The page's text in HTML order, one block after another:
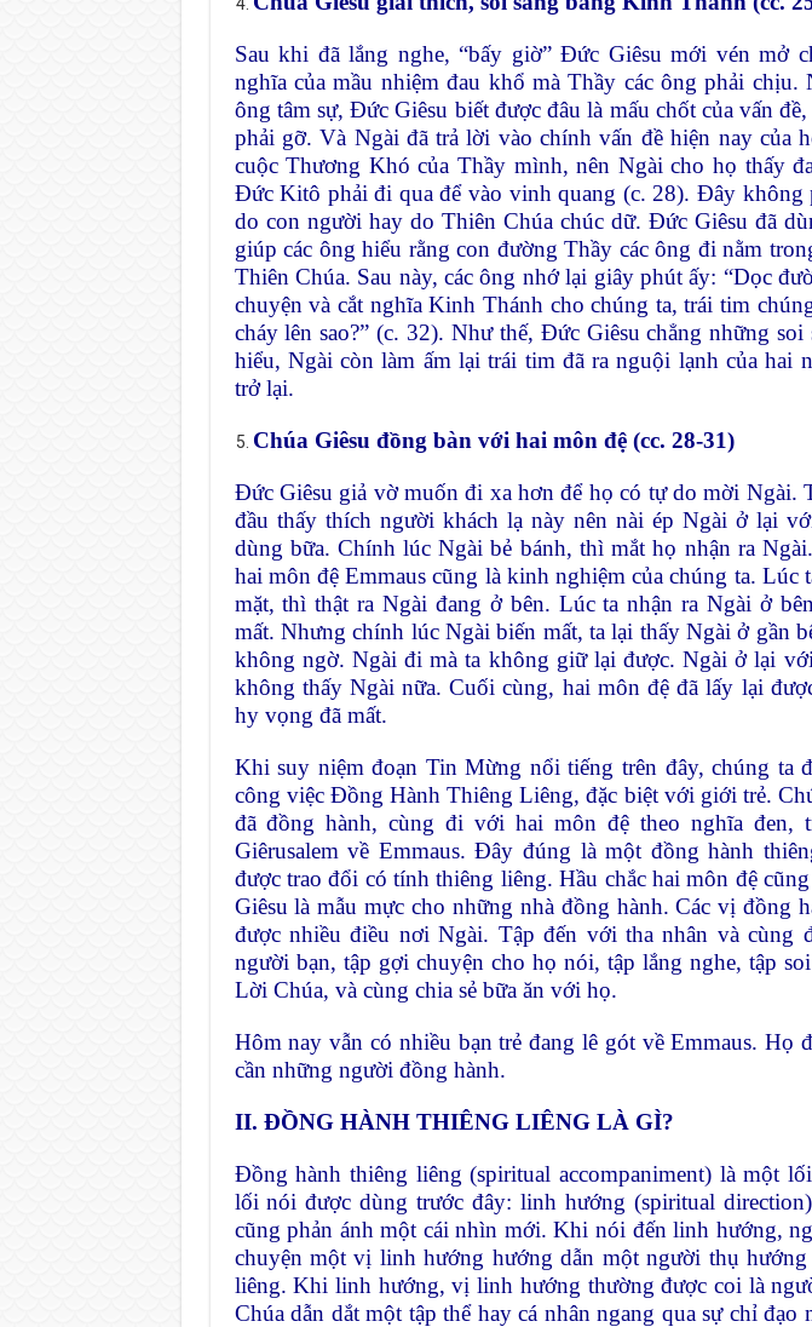
Sau khi đã lắng nghe, “bấy giờ” Đức Giêsu mới vén mở
nghĩa của mầu nhiệm đau khổ mà Thầy các ông phải chịu.
ông tâm sự, Đức Giêsu biết được đâu là mấu chốt của vấn
phải gỡ. Và Ngài đã trả lời vào chính vấn đề hiện nay của
cuộc Thương Khó của Thầy mình, nên Ngài cho họ thấy
Đức Kitô phải đi qua để vào vinh quang (c. 28). Đây không
do con người hay do Thiên Chúa chúc dữ. Đức Giêsu đã
giúp các ông hiểu rằng con đường Thầy các ông đi nằm
Thiên Chúa. Sau này, các ông nhớ lại giây phút ấy: “Dọc
chuyện và cắt nghĩa Kinh Thánh cho chúng ta, trái tim
cháy lên sao?” (c. 32). Như thế, Đức Giêsu chẳng những soi
hiểu, Ngài còn làm ấm lại trái tim đã ra nguội lạnh của hai
trở lại.
Chúa Giêsu đồng bàn với hai môn đệ (cc. 28-31)
Đức Giêsu giả vờ muốn đi xa hơn để họ có tự do mời Ngài.
đầu thấy thích người khách lạ này nên nài ép Ngài ở lại
dùng bữa. Chính lúc Ngài bẻ bánh, thì mắt họ nhận ra
hai môn đệ Emmaus cũng là kinh nghiệm của chúng ta. Lúc
mặt, thì thật ra Ngài đang ở bên. Lúc ta nhận ra Ngài ở
mất. Nhưng chính lúc Ngài biến mất, ta lại thấy Ngài ở gần
không ngờ. Ngài đi mà ta không giữ lại được. Ngài ở lại
không thấy Ngài nữa. Cuối cùng, hai môn đệ đã lấy lại
hy vọng đã mất.
Khi suy niệm đoạn Tin Mừng nổi tiếng trên đây, chúng ta
công việc Đồng Hành Thiêng Liêng, đặc biệt với giới trẻ.
đã đồng hành, cùng đi với hai môn đệ theo nghĩa đen,
Giêrusalem về Emmaus. Đây đúng là một đồng hành
được trao đổi có tính thiêng liêng. Hầu chắc hai môn đệ
Giêsu là mẫu mực cho những nhà đồng hành. Các vị đồng
được nhiều điều nơi Ngài. Tập đến với tha nhân và cùng
người bạn, tập gợi chuyện cho họ nói, tập lắng nghe, tập
Lời Chúa, và cùng chia sẻ bữa ăn với họ.
Hôm nay vẫn có nhiều bạn trẻ đang lê gót về Emmaus. Họ
cần những người đồng hành.
II. ĐỒNG HÀNH THIÊNG LIÊNG LÀ GÌ?
Đồng hành thiêng liêng (spiritual accompaniment) là một
lối nói được dùng trước đây: linh hướng (spiritual
cũng phản ánh một cái nhìn mới. Khi nói đến linh hướng,
chuyện một vị linh hướng hướng dẫn một người thụ
liêng. Khi linh hướng, vị linh hướng thường được coi là
Chúa dẫn dắt một tập thể hay cá nhân ngang qua sự chỉ đạo